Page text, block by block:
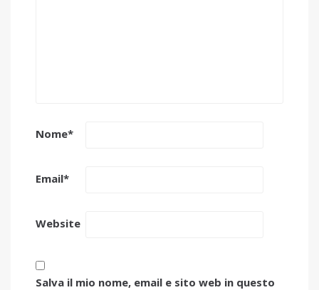
Nome*
Email*
Website
Salva il mio nome, email e sito web in questo